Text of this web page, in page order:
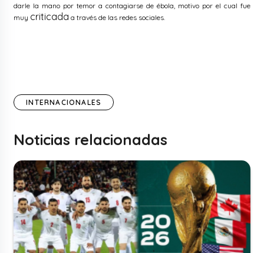
darle la mano por temor a contagiarse de ébola, motivo por el cual fue
muy criticada a través de las redes sociales.
INTERNACIONALES
Noticias relacionadas